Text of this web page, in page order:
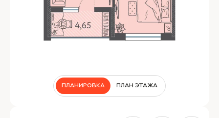
ПЛАНИРОВКА ПЛАН ЭТАЖА